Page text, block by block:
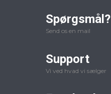
Spørgsmål?
Send os en mail
Support
Vi ved hvad vi sælger